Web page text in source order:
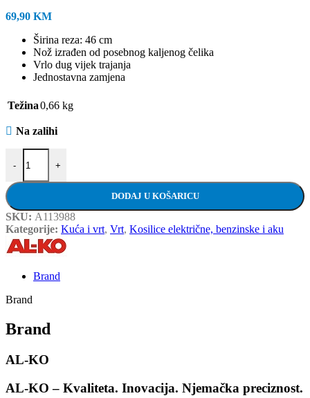
69,90 KM
Širina reza: 46 cm
Nož izrađen od posebnog kaljenog čelika
Vrlo dug vijek trajanja
Jednostavna zamjena
Težina0,66 kg
Na zalihi
-
AL-KO rezervni nož za kosilicu EASY 46 cm količina
+
DODAJ U KOŠARICU
SKU: A113988
Kategorije: Kuća i vrt, Vrt, Kosilice električne, benzinske i aku
Brand
Brand
Brand
AL-KO
AL-KO – Kvaliteta. Inovacija. Njemačka preciznost.